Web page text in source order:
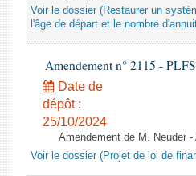
Voir le dossier (Restaurer un
l'âge de départ et le nombre
Amendement n° 2115 -
Date de
dépôt :
25/10/2024
Amendement de M. Neuder -
Voir le dossier (Projet de loi de